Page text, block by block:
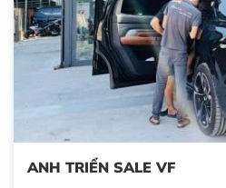
ANH TRIỂN SALE VF